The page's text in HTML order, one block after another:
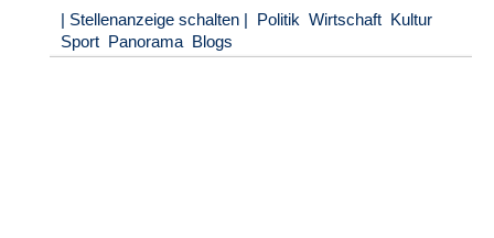
|
e
| Stellenanzeige schalten | Politik Wirtschaft Kultur
Sport Panorama Blogs